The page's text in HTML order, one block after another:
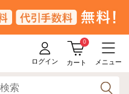
ログイン
0
カート メニュー